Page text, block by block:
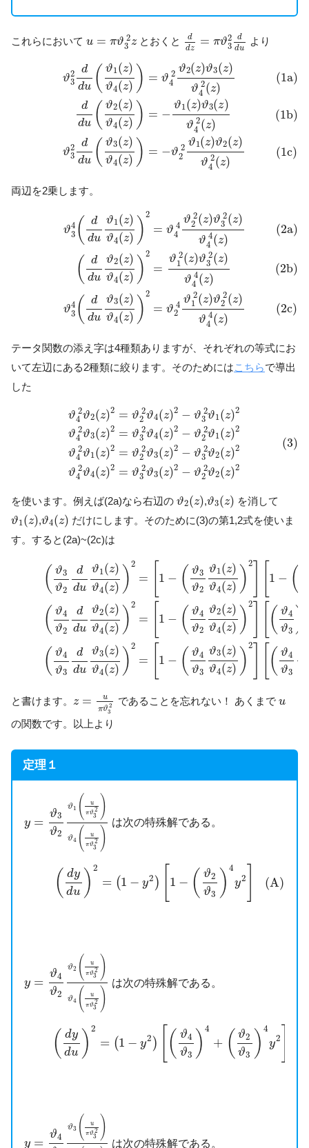
これらにおいて u = πϑ 2
3 z
3 2
とおくと
d
dz = πϑ2
3
d
du
dd ϑ3 2d
より
ϑ2
3
d
du ( ϑ1(z)
ϑ4(z) ) = ϑ 2
4
ϑ2(z)ϑ3(z)
ϑ 2
4 (z)
d
du ( ϑ2(z)
ϑ4(z) ) = −
ϑ1(z)ϑ3(z)
ϑ 2
4 (z)
ϑ2
3
d
du ( ϑ3(z)
ϑ4(z) ) = −ϑ 2
2
ϑ1(z)ϑ2(z)
ϑ 2
4 (z)
(1a)
(1b)
(1c)
1 z ϑ 4( z) ) 2( z ϑ 3 z ϑ
両辺を2乗します。
ϑ4
3 (
d
du
ϑ1(z)
ϑ4(z) )
2
= ϑ 4
4
ϑ 2
2 (z)ϑ 2
3 (z)
ϑ 4
4 (z)
(
d
du
ϑ2(z)
ϑ4(z) )
2
=
ϑ 2
1 (z)ϑ 2
3 (z)
ϑ 4
4 (z)
ϑ4
3 (
d
du
ϑ3(z)
ϑ4(z) )
2
= ϑ 4
2
ϑ 2
1 (z)ϑ 2
2 (z)
ϑ 4
4 (z)
(2a)
(2b)
(2c)
( z 2= 2 2 z ϑ3 2
テータ関数の添え字は4種類ありますが、それぞれの等式にお
いて左辺にある2種類に絞ります。そのためにはこちらで導出
した
ϑ 2
4 ϑ2(z)2 = ϑ 2
2 ϑ4(z)2 − ϑ 2
3 ϑ1(z)2
ϑ 2
4 ϑ3(z)2 = ϑ 2
3 ϑ4(z)2 − ϑ 2
2 ϑ1(z)2
ϑ 2
4 ϑ1(z)2 = ϑ 2
2 ϑ3(z)2 − ϑ 2
3 ϑ2(z)2
ϑ 2
4 ϑ4(z)2 = ϑ 2
3 ϑ3(z)2 − ϑ 2
2 ϑ2(z)2
(3)
z )2 = ϑ 2 2 z ) 2 ϑ 3 2 ( z )2 ϑ 4 2
を使います。例えば(2a)なら右辺の ϑ2(z)
ϑ ( z),ϑ3(z)
ϑ3 ( z) を消して
ϑ1(z)
ϑ ( z),ϑ4(z)
ϑ4 ( z) だけにします。そのために(3)の第1,2式を使いま
す。すると(2a)~(2c)は
( ϑ3
ϑ2
d
du
ϑ1 (z)
ϑ4(z) )
2
= 1 − ( ϑ3
ϑ2
ϑ1(z)
ϑ4(z) )
2
1 − (
( ϑ4
ϑ2
d
du
ϑ2(z)
ϑ4(z) )
2
= 1 − ( ϑ4
ϑ2
ϑ2(z)
ϑ4(z) )
2
( ϑ4
ϑ3
( ϑ4
ϑ3
d
du
ϑ3(z)
ϑ4(z) )
2
= 1 − ( ϑ4
ϑ3
ϑ3(z)
ϑ4(z) )
2
( ϑ4
ϑ3
z ϑ (z = ( z 4(z ))
と書けます。 z =
u
πϑ 2
3
ϑ 2
であることを忘れない！ あくまで u
u
の関数です。以上より
定理１
y =
ϑ3
ϑ2
ϑ1 (
u
πϑ 2
3 )
ϑ4 (
u
πϑ 2
3 )
(u ϑ
は次の特殊解である。
( dy
du ) 2
= (1 − y2 ) 1 − ( ϑ2
ϑ3 ) 4
y2 (A)
( y )[ 2 )4 y
y =
ϑ4
ϑ2
ϑ2 (
u
πϑ 2
3 )
ϑ4 (
u
πϑ 2
3 )
(u ϑ
は次の特殊解である。
( dy
du ) 2
= (1 − y2 ) ( ϑ4
ϑ3 ) 4
+ ( ϑ2
ϑ3 ) 4
y2
y )[ 4 y
y =
ϑ4
ϑ3 (
u
πϑ 2
3
)
(u ϑ
は次の特殊解である。